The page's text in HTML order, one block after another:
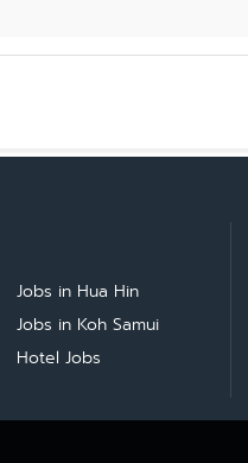
Jobs in Hua Hin
Jobs in Koh Samui
Hotel Jobs